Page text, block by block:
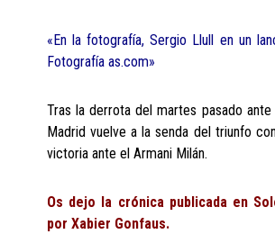
«En la fotografía, Sergio Llull en un
Fotografía as.com»
Tras la derrota del martes pasado ante
Madrid vuelve a la senda del triunfo
victoria ante el Armani Milán.
Os dejo la crónica publicada en
por Xabier Gonfaus.